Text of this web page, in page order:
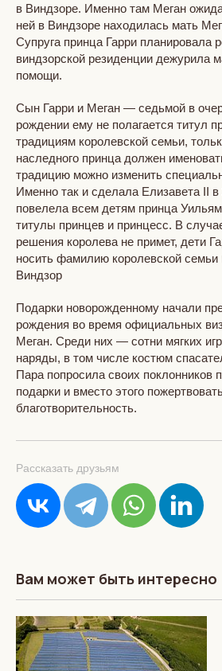
в Виндзоре. Именно там Меган
ней в Виндзоре находилась мать
Супруга принца Гарри планировала
виндзорской резиденции дежурила
помощи.
Сын Гарри и Меган — седьмой в
рождении ему не полагается титул
традициям королевской семьи,
наследного принца должен
традицию можно изменить
Именно так и сделала Елизавета II в
повелела всем детям принца
титулы принцев и принцесс. В
решения королева не примет, дети
носить фамилию королевской семьи
Виндзор
Подарки новорожденному начали
рождения во время официальных
Меган. Среди них — сотни мягких
наряды, в том числе костюм
Пара попросила своих поклонников
подарки и вместо этого
благотворительность.
Рассказать друзьям
Вам может быть интересно